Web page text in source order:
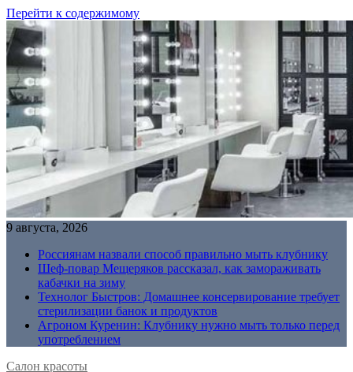
Перейти к содержимому
9 августа, 2026
Россиянам назвали способ правильно мыть клубнику
Шеф-повар Мещеряков рассказал, как замораживать
кабачки на зиму
Технолог Быстров: Домашнее консервирование требует
стерилизации банок и продуктов
Агроном Куренин: Клубнику нужно мыть только перед
употреблением
Салон красоты